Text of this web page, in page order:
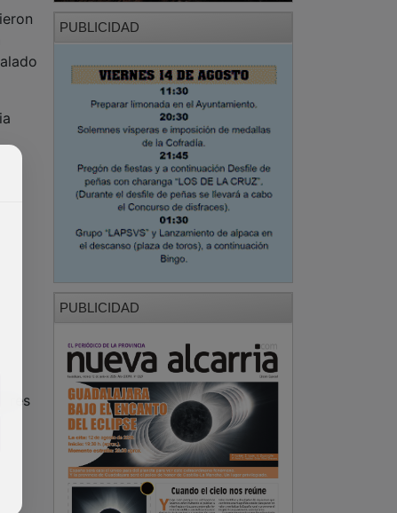
PUBLICIDAD
PUBLICIDAD